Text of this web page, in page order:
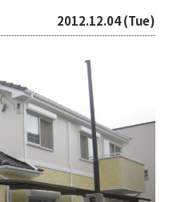
2012.12.04 (Tue)